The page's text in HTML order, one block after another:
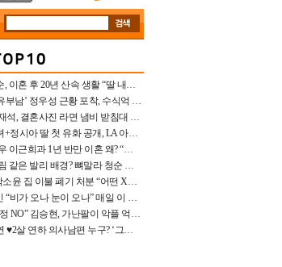
배우 최일순, 이혼 후 20년 산속 생활 “딸 내가 버렸다고 원망‥맘 아파”(특종)[어제TV]
‘혼외자→유부남’ 정우성 근황 포착, 수식억 해킹 피해 후배 만났다 “존경하는”
집 공개 유재석, 결혼사진 라면 냄비 받침대 되고 분노‥가족사진도 피해(놀뭐)[어제TV]
백윤식 손녀+정시아 딸 첫 유화 공개, LA 아트쇼→서울국제조각페스타 작가다운 수준급 실력
유혜리, 배우 이근희과 1년 반만 이혼 왜? “식칼 꽂고 의자 던져” 충격 폭로(특종)[어제TV]
임지연, 그림 같은 발리 배경? 뼈말라 청순 비키니 핏에 상대 안 되네
김성수, ♥박소윤 집 이불 폐기 처분 “어떤 X이랑 썼을지 몰라” 질투(신랑수업2)[어제TV]
44kg 송가인 “비가 오나 눈이 오나” 매일 이 운동, 허벅지 근육량 상승+체지방 감소
“연예인 걱정 NO” 김승현, 가난팔이 악플 억울할만‥아내+딸과 日 여행
재혼 강성연 ♥2살 연하 의사남편 누구? ‘그알’ 자문의에 훈남 비주얼 초엘리트 스펙 [종합]